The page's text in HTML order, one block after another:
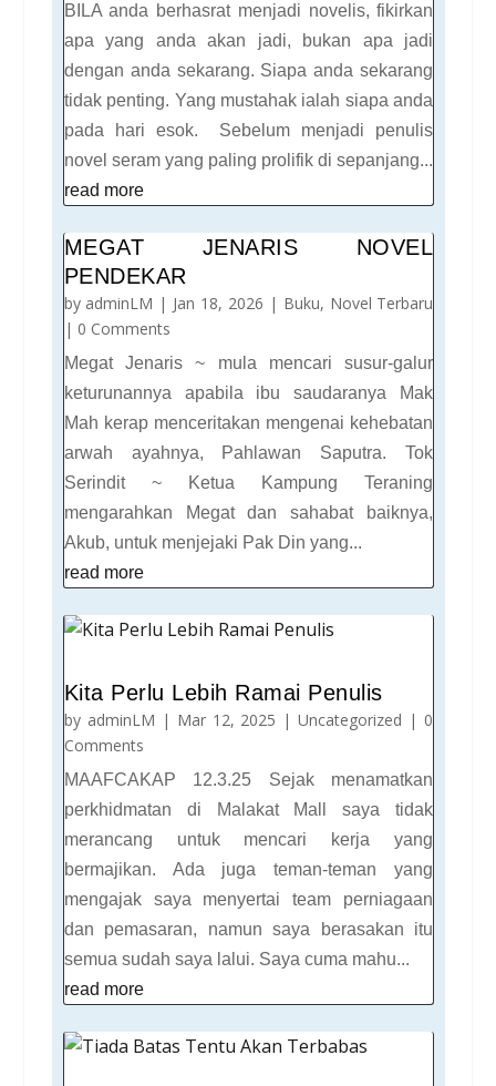
BILA anda berhasrat menjadi novelis, fikirkan
apa yang anda akan jadi, bukan apa jadi
dengan anda sekarang. Siapa anda sekarang
tidak penting. Yang mustahak ialah siapa anda
pada hari esok. Sebelum menjadi penulis
novel seram yang paling prolifik di sepanjang...
read more
MEGAT JENARIS NOVEL
PENDEKAR
by adminLM | Jan 18, 2026 | Buku, Novel Terbaru
| 0 Comments
Megat Jenaris ~ mula mencari susur-galur
keturunannya apabila ibu saudaranya Mak
Mah kerap menceritakan mengenai kehebatan
arwah ayahnya, Pahlawan Saputra. Tok
Serindit ~ Ketua Kampung Teraning
mengarahkan Megat dan sahabat baiknya,
Akub, untuk menjejaki Pak Din yang...
read more
Kita Perlu Lebih Ramai Penulis
by adminLM | Mar 12, 2025 |Uncategorized | 0
Comments
MAAFCAKAP 12.3.25 Sejak menamatkan
perkhidmatan di Malakat Mall saya tidak
merancang untuk mencari kerja yang
bermajikan. Ada juga teman-teman yang
mengajak saya menyertai team perniagaan
dan pemasaran, namun saya berasakan itu
semua sudah saya lalui. Saya cuma mahu...
read more